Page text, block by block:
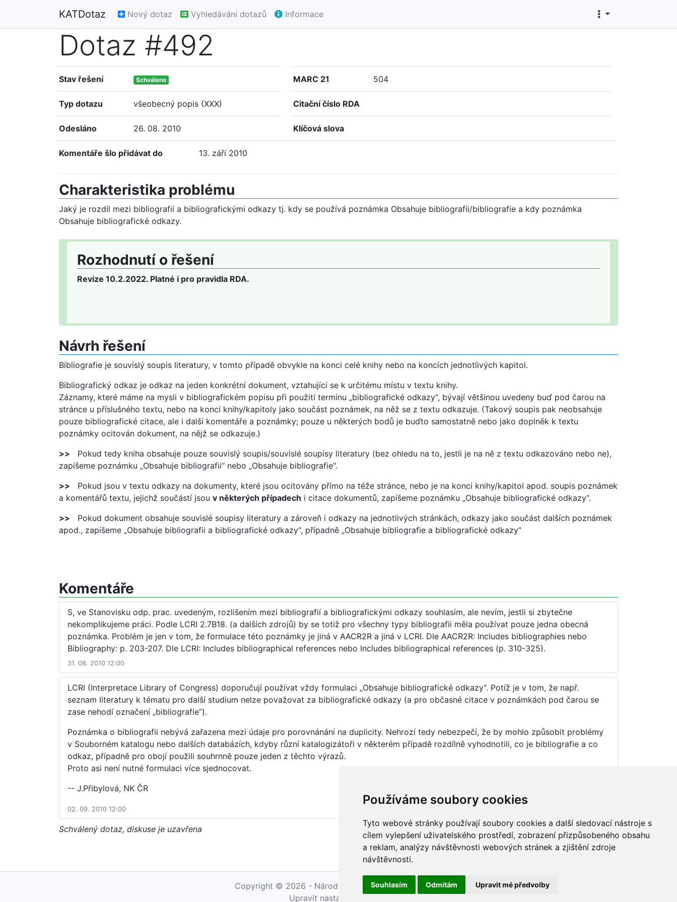
Používáme soubory cookies
Tyto webové stránky používají soubory cookies a další sledovací nástroje s
cílem vylepšení uživatelského prostředí, zobrazení přizpůsobeného obsahu
a reklam, analýzy návštěvnosti webových stránek a zjištění zdroje
návštěvnosti.
Souhlasím Odmítám Upravit mé předvolby
KATDotaz Nový dotaz Vyhledávání dotazů Informace
Dotaz #492
Stav řešení Schváleno
Typ dotazu všeobecný popis (XXX)
Odesláno 26. 08. 2010
MARC 21 504
Citační číslo RDA
Klíčová slova
Komentáře šlo přidávat do 13. září 2010
Charakteristika problému
Jaký je rozdíl mezi bibliografií a bibliografickými odkazy tj. kdy se používá poznámka Obsahuje bibliografii/bibliografie a kdy poznámka
Obsahuje bibliografické odkazy.
Rozhodnutí o řešení
Revize 10.2.2022. Platné i pro pravidla RDA.
Návrh řešení
Bibliografie je souvislý soupis literatury, v tomto případě obvykle na konci celé knihy nebo na koncích jednotlivých kapitol.
Bibliografický odkaz je odkaz na jeden konkrétní dokument, vztahující se k určitému místu v textu knihy.
Záznamy, které máme na mysli v bibliografickém popisu při použití termínu „bibliografické odkazy“, bývají většinou uvedeny buď pod čarou na
stránce u příslušného textu, nebo na konci knihy/kapitoly jako součást poznámek, na něž se z textu odkazuje. (Takový soupis pak neobsahuje
pouze bibliografické citace, ale i další komentáře a poznámky; pouze u některých bodů je buďto samostatně nebo jako doplněk k textu
poznámky ocitován dokument, na nějž se odkazuje.)
>> Pokud tedy kniha obsahuje pouze souvislý soupis/souvislé soupisy literatury (bez ohledu na to, jestli je na ně z textu odkazováno nebo ne),
zapíšeme poznámku „Obsahuje bibliografii“ nebo „Obsahuje bibliografie“.
>> Pokud jsou v textu odkazy na dokumenty, které jsou ocitovány přímo na téže stránce, nebo je na konci knihy/kapitol apod. soupis poznámek
a komentářů textu, jejichž součástí jsou v některých případech i citace dokumentů, zapíšeme poznámku „Obsahuje bibliografické odkazy“.
>> Pokud dokument obsahuje souvislé soupisy literatury a zároveň i odkazy na jednotlivých stránkách, odkazy jako součást dalších poznámek
apod., zapíšeme „Obsahuje bibliografii a bibliografické odkazy“, případně „Obsahuje bibliografie a bibliografické odkazy“
Komentáře
S, ve Stanovisku odp. prac. uvedeným, rozlišením mezi bibliografií a bibliografickými odkazy souhlasím, ale nevím, jestli si zbytečne
nekomplikujeme práci. Podle LCRI 2.7B18. (a dalších zdrojů) by se totiž pro všechny typy bibliografii měla používat pouze jedna obecná
poznámka. Problém je jen v tom, že formulace této poznámky je jiná v AACR2R a jiná v LCRI. Dle AACR2R: Includes bibliographies nebo
Bibliography: p. 203-207. Dle LCRI: Includes bibliographical references nebo Includes bibliographical references (p. 310-325).
31. 08. 2010 12:00
LCRI (Interpretace Library of Congress) doporučují používat vždy formulaci „Obsahuje bibliografické odkazy“. Potíž je v tom, že např.
seznam literatury k tématu pro další studium nelze považovat za bibliografické odkazy (a pro občasné citace v poznámkách pod čarou se
zase nehodí označení „bibliografie“).
Poznámka o bibliografii nebývá zařazena mezi údaje pro porovnánání na duplicity. Nehrozí tedy nebezpečí, že by mohlo způsobit problémy
v Souborném katalogu nebo dalších databázích, kdyby různí katalogizátoři v některém případě rozdílně vyhodnotili, co je bibliografie a co
odkaz, případně pro obojí použili souhrnně pouze jeden z těchto výrazů.
Proto asi není nutné formulaci více sjednocovat.
-- J.Přibylová, NK ČR
02. 09. 2010 12:00
Schválený dotaz, diskuse je uzavřena
Copyright © 2026 - Národní knihovna ČR, Petr Maňas
Upravit nastavení cookies